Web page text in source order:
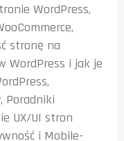
WordPress,
,
stronę na
WordPress i jak je
,
, Poradniki
UX/UI stron
i Mobile-